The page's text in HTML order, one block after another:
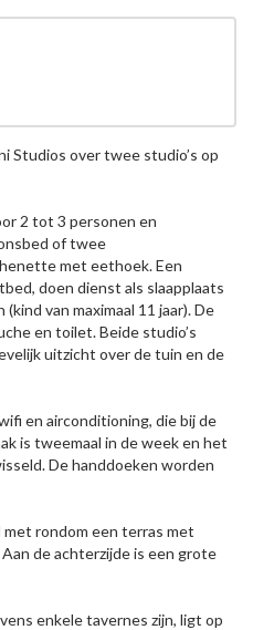
Studios over twee studio’s op
2 tot 3 personen en
of twee
met eethoek. Een
doen dienst als slaapplaats
van maximaal 11 jaar). De
en toilet. Beide studio’s
uitzicht over de tuin en de
en airconditioning, die bij de
is tweemaal in de week en het
De handdoeken worden
met rondom een terras met
de achterzijde is een grote
enkele tavernes zijn, ligt op